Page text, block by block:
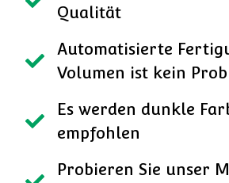
Qualität
Automatisierte
Volumen ist kein
Es werden dunkle
empfohlen
Probieren Sie unser